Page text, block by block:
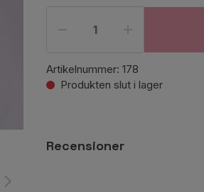
Artikelnummer: 178
Produkten slut i lager
Recensioner